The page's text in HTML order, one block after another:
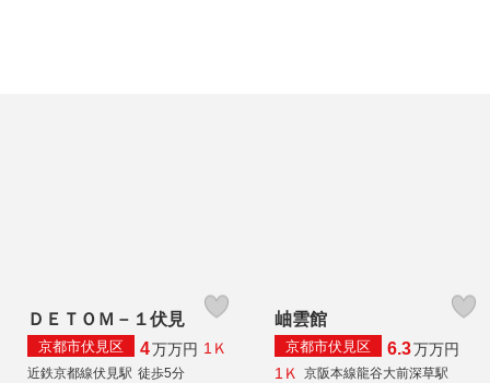
ＤＥＴＯＭ－１伏見
京都市伏見区 4万万円 1Ｋ
近鉄京都線伏見駅 徒歩5分
岫雲館
京都市伏見区 6.3万万円
1Ｋ
京阪本線龍谷大前深草駅